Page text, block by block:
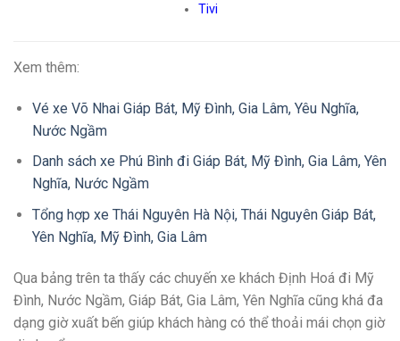
Tivi
Xem thêm:
Vé xe Võ Nhai Giáp Bát, Mỹ Đình, Gia Lâm, Yêu Nghĩa,
Nước Ngầm
Danh sách xe Phú Bình đi Giáp Bát, Mỹ Đình, Gia Lâm, Yên
Nghĩa, Nước Ngầm
Tổng hợp xe Thái Nguyên Hà Nội, Thái Nguyên Giáp Bát,
Yên Nghĩa, Mỹ Đình, Gia Lâm
Qua bảng trên ta thấy các chuyến xe khách Định Hoá đi Mỹ
Đình, Nước Ngầm, Giáp Bát, Gia Lâm, Yên Nghĩa cũng khá đa
dạng giờ xuất bến giúp khách hàng có thể thoải mái chọn giờ